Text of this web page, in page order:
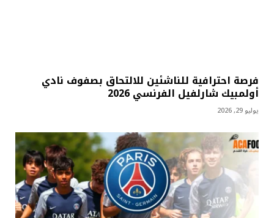
فرصة احترافية للناشئين للالتحاق بصفوف نادي
أولمبيك شارلفيل الفرنسي 2026
يوليو 29, 2026